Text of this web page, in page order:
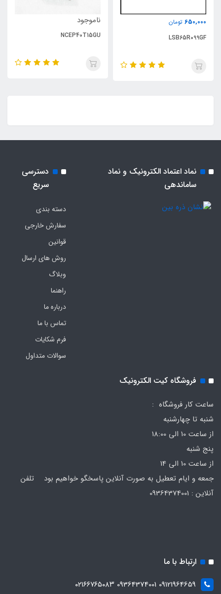
650,000 تومان
LSB65R099GF
ناموجود
NCEP40T15GU
نماد اعتماد الکترونیک و نماد
ساماندهی
دسترسی
سریع
دسته بندی
سفارش خارجی
قوانین
روش های ارسال
وبلاگ
راهنما
درباره ما
تماس با ما
فرم‌ شکایات
سوالات متداول
فروشگاه کیت الکترونیک
ساعت کار فروشگاه :
شنبه تا چهارشنبه
از ساعت 10 الی 18:00
پنج شنبه
از ساعت 10 الی 14
جمعه و ایام تعطیل به صورت آنلاین پاسخگو خواهیم بود تلفن
ارتباط با ما
09121964659 09364374001 ۰۲۱۶۶۷۶۵۰۸۳